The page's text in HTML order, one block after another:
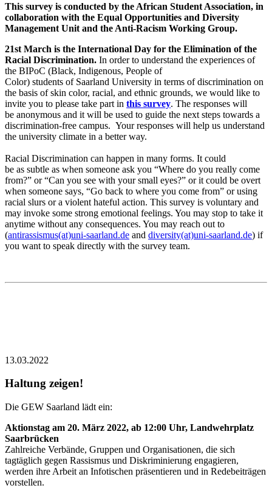
This survey is conducted by the African Student Association, in
collaboration with the Equal Opportunities and Diversity
Management Unit and the Anti-Racism Working Group.
21st March is the International Day for the Elimination of the
Racial Discrimination. In order to understand the experiences of
the BIPoC (Black, Indigenous, People of
Color) students of Saarland University in terms of discrimination on
the basis of skin color, racial, and ethnic grounds, we would like to
invite you to please take part in this survey. The responses will
be anonymous and it will be used to guide the next steps towards a
discrimination-free campus. Your responses will help us understand
the university climate in a better way.
Racial Discrimination can happen in many forms. It could
be as subtle as when someone ask you “Where do you really come
from?” or “Can you see with your small eyes?” or it could be overt
when someone says, “Go back to where you come from” or using
racial slurs or a violent hateful action. This survey is voluntary and
may invoke some strong emotional feelings. You may stop to take it
anytime without any consequences. You may reach out to
(antirassismus(at)uni-saarland.de and diversity(at)uni-saarland.de) if
you want to speak directly with the survey team.
13.03.2022
Haltung zeigen!
Die GEW Saarland lädt ein:
Aktionstag am 20. März 2022, ab 12:00 Uhr, Landwehrplatz
Saarbrücken
Zahlreiche Verbände, Gruppen und Organisationen, die sich
tagtäglich gegen Rassismus und Diskriminierung engagieren,
werden ihre Arbeit an Infotischen präsentieren und in Redebeiträgen
vorstellen.